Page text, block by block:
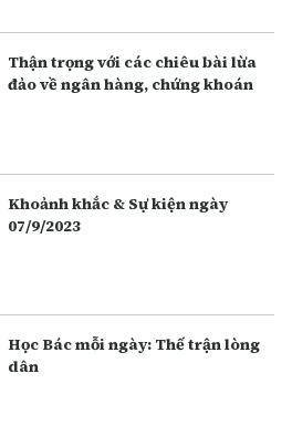
Thận trọng với các chiêu bài lừa
đảo về ngân hàng, chứng khoán
Khoảnh khắc & Sự kiện ngày
07/9/2023
Học Bác mỗi ngày: Thế trận lòng
dân